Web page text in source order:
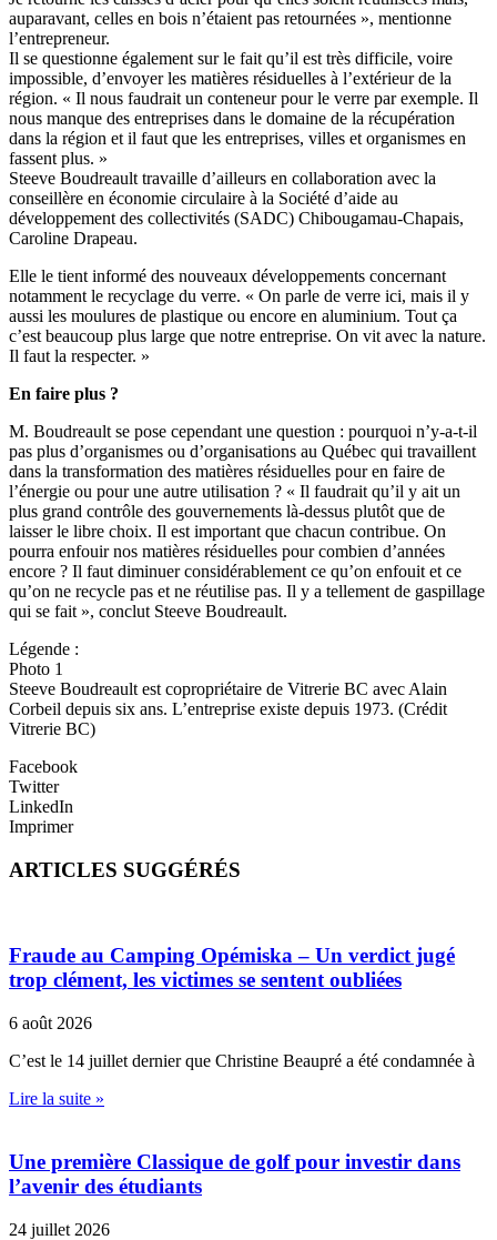
auparavant, celles en bois n’étaient pas retournées », mentionne
l’entrepreneur.
Il se questionne également sur le fait qu’il est très difficile, voire
impossible, d’envoyer les matières résiduelles à l’extérieur de la
région. « Il nous faudrait un conteneur pour le verre par exemple. Il
nous manque des entreprises dans le domaine de la récupération
dans la région et il faut que les entreprises, villes et organismes en
fassent plus. »
Steeve Boudreault travaille d’ailleurs en collaboration avec la
conseillère en économie circulaire à la Société d’aide au
développement des collectivités (SADC) Chibougamau-Chapais,
Caroline Drapeau.
Elle le tient informé des nouveaux développements concernant
notamment le recyclage du verre. « On parle de verre ici, mais il y
aussi les moulures de plastique ou encore en aluminium. Tout ça
c’est beaucoup plus large que notre entreprise. On vit avec la nature.
Il faut la respecter. »
En faire plus ?
M. Boudreault se pose cependant une question : pourquoi n’y-a-t-il
pas plus d’organismes ou d’organisations au Québec qui travaillent
dans la transformation des matières résiduelles pour en faire de
l’énergie ou pour une autre utilisation ? « Il faudrait qu’il y ait un
plus grand contrôle des gouvernements là-dessus plutôt que de
laisser le libre choix. Il est important que chacun contribue. On
pourra enfouir nos matières résiduelles pour combien d’années
encore ? Il faut diminuer considérablement ce qu’on enfouit et ce
qu’on ne recycle pas et ne réutilise pas. Il y a tellement de gaspillage
qui se fait », conclut Steeve Boudreault.
Légende :
Photo 1
Steeve Boudreault est copropriétaire de Vitrerie BC avec Alain
Corbeil depuis six ans. L’entreprise existe depuis 1973. (Crédit
Vitrerie BC)
Facebook
Twitter
LinkedIn
Imprimer
ARTICLES SUGGÉRÉS
Fraude au Camping Opémiska – Un verdict jugé
trop clément, les victimes se sentent oubliées
6 août 2026
C’est le 14 juillet dernier que Christine Beaupré a été condamnée à
Lire la suite »
Une première Classique de golf pour investir dans
l’avenir des étudiants
24 juillet 2026